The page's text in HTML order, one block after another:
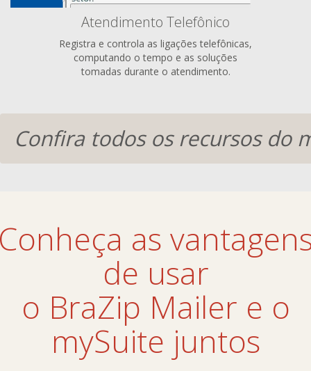
Atendimento Telefônico
Registra e controla as ligações telefônicas,
computando o tempo e as soluções
tomadas durante o atendimento.
Confira todos os recursos do
as
de usar
o BraZip Mailer e o
mySuite juntos